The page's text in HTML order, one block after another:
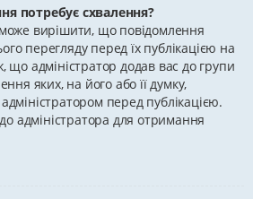
потребує схвалення?
вирішити, що повідомлення
перегляду перед їх публікацією на
адміністратор додав вас до групи
яких, на його або її думку,
перед публікацією.
адміністратора для отримання